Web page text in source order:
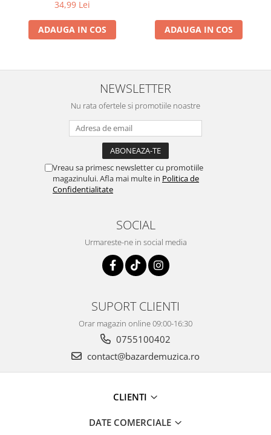
34,99 Lei
ADAUGA IN COS ADAUGA IN COS
NEWSLETTER
Nu rata ofertele si promotiile noastre
Vreau sa primesc newsletter cu promotiile
magazinului. Afla mai multe in Politica de
Confidentialitate
SOCIAL
Urmareste-ne in social media
SUPORT CLIENTI
Orar magazin online 09:00-16:30
0755100402
contact@bazardemuzica.ro
CLIENTI
DATE COMERCIALE